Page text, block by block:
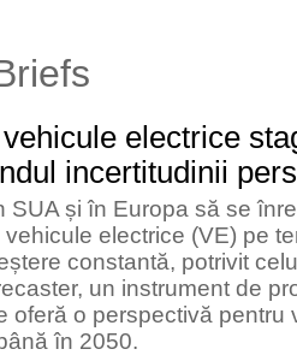
electrice
incertitudinii
SUA și în Europa să se
electrice (VE) pe
constantă, potrivit
un instrument de
oferă o perspectivă
în 2050.